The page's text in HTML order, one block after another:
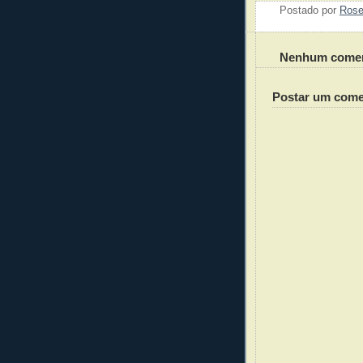
Postado por Rose
Nenhum
Postar um